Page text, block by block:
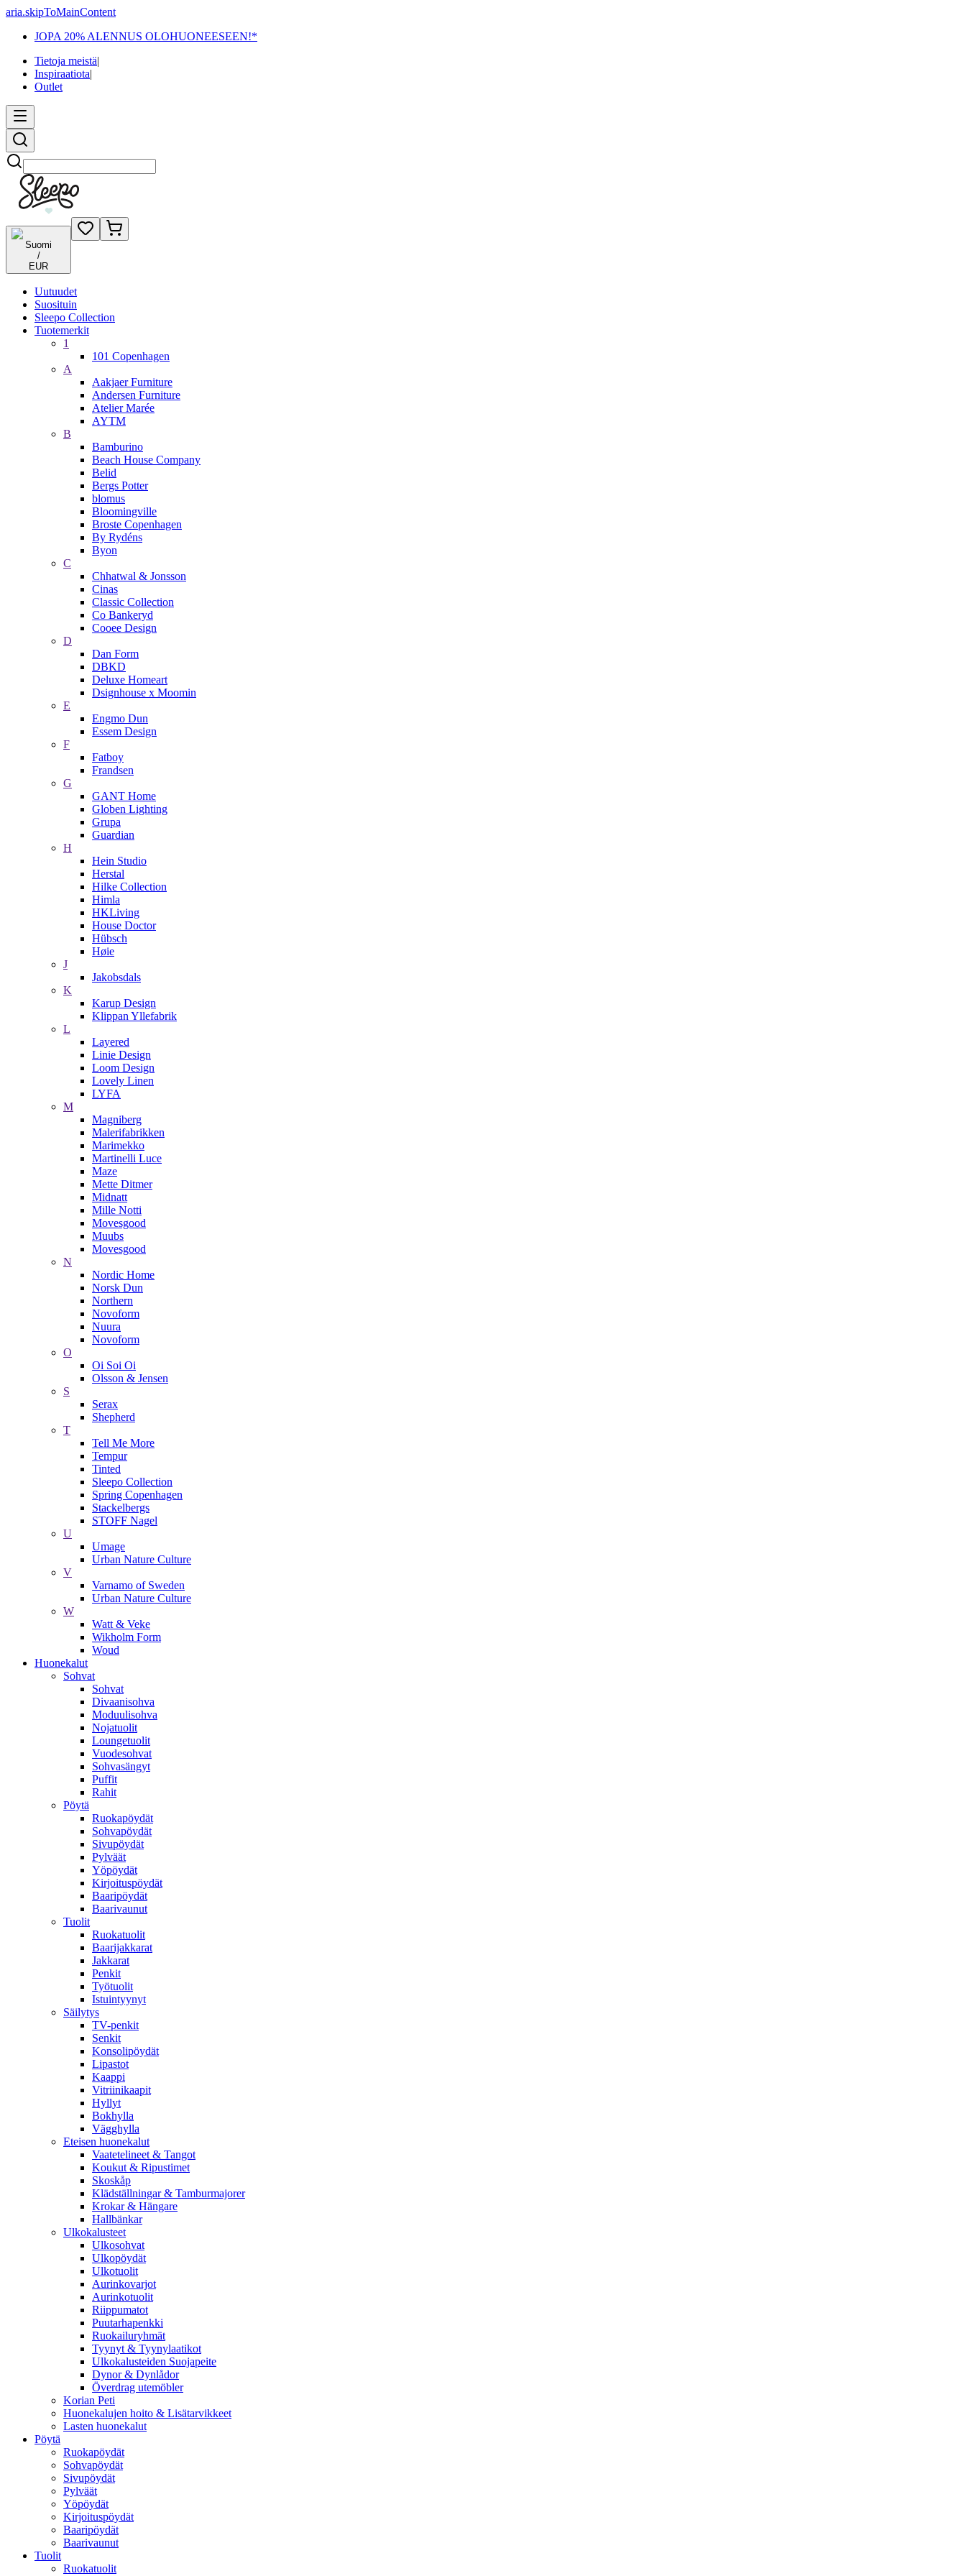
aria.skipToMainContent
JOPA 20% ALENNUS OLOHUONEESEEN!*
Tietoja meistä|
Inspiraatiota|
Outlet
Etsi
Suomi
/
EUR
Uutuudet
Suosituin
Sleepo Collection
Tuotemerkit
1
101 Copenhagen
A
Aakjaer Furniture
Andersen Furniture
Atelier Marée
AYTM
B
Bamburino
Beach House Company
Belid
Bergs Potter
blomus
Bloomingville
Broste Copenhagen
By Rydéns
Byon
C
Chhatwal & Jonsson
Cinas
Classic Collection
Co Bankeryd
Cooee Design
D
Dan Form
DBKD
Deluxe Homeart
Dsignhouse x Moomin
E
Engmo Dun
Essem Design
F
Fatboy
Frandsen
G
GANT Home
Globen Lighting
Grupa
Guardian
H
Hein Studio
Herstal
Hilke Collection
Himla
HKLiving
House Doctor
Hübsch
Høie
J
Jakobsdals
K
Karup Design
Klippan Yllefabrik
L
Layered
Linie Design
Loom Design
Lovely Linen
LYFA
M
Magniberg
Malerifabrikken
Marimekko
Martinelli Luce
Maze
Mette Ditmer
Midnatt
Mille Notti
Movesgood
Muubs
Movesgood
N
Nordic Home
Norsk Dun
Northern
Novoform
Nuura
Novoform
O
Oi Soi Oi
Olsson & Jensen
S
Serax
Shepherd
T
Tell Me More
Tempur
Tinted
Sleepo Collection
Spring Copenhagen
Stackelbergs
STOFF Nagel
U
Umage
Urban Nature Culture
V
Varnamo of Sweden
Urban Nature Culture
W
Watt & Veke
Wikholm Form
Woud
Huonekalut
Sohvat
Sohvat
Divaanisohva
Moduulisohva
Nojatuolit
Loungetuolit
Vuodesohvat
Sohvasängyt
Puffit
Rahit
Pöytä
Ruokapöydät
Sohvapöydät
Sivupöydät
Pylväät
Yöpöydät
Kirjoituspöydät
Baaripöydät
Baarivaunut
Tuolit
Ruokatuolit
Baarijakkarat
Jakkarat
Penkit
Työtuolit
Istuintyynyt
Säilytys
TV-penkit
Senkit
Konsolipöydät
Lipastot
Kaappi
Vitriinikaapit
Hyllyt
Bokhylla
Vägghylla
Eteisen huonekalut
Vaatetelineet & Tangot
Koukut & Ripustimet
Skoskåp
Klädställningar & Tamburmajorer
Krokar & Hängare
Hallbänkar
Ulkokalusteet
Ulkosohvat
Ulkopöydät
Ulkotuolit
Aurinkovarjot
Aurinkotuolit
Riippumatot
Puutarhapenkki
Ruokailuryhmät
Tyynyt & Tyynylaatikot
Ulkokalusteiden Suojapeite
Dynor & Dynlådor
Överdrag utemöbler
Korian Peti
Huonekalujen hoito & Lisätarvikkeet
Lasten huonekalut
Pöytä
Ruokapöydät
Sohvapöydät
Sivupöydät
Pylväät
Yöpöydät
Kirjoituspöydät
Baaripöydät
Baarivaunut
Tuolit
Ruokatuolit